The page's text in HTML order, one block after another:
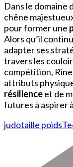
Dans le domaine
chêne
pour former une
Alors qu’il
adapter ses
travers les
compétition,
attributs
résilienceet de
futures à aspirer
judotaille poids